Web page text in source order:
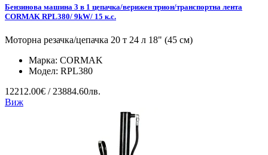
Бензинова машина 3 в 1 цепачка/верижен трион/транспортна лента
CORMAK RPL380/ 9kW/ 15 к.с.
Моторна резачка/цепачка 20 т 24 л 18" (45 см)
Марка: CORMAK
Модел: RPL380
12212.00€ / 23884.60лв.
Виж